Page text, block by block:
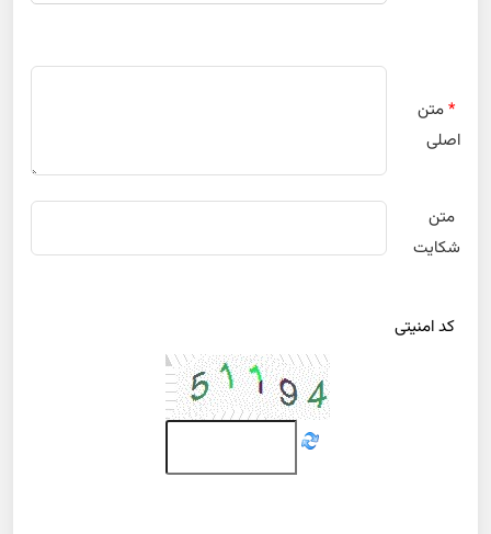
*متن
اصلی
متن
شکایت
کد امنیتی